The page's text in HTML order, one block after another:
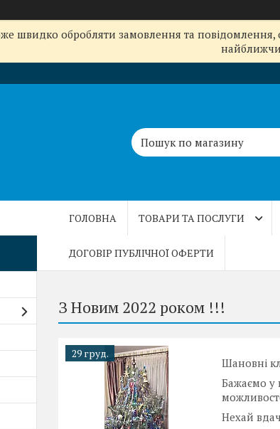
швидко обробляти замовлення та повідомлення,
ГОЛОВНА ТОВАРИ ТА ПОСЛУГИ
ДОГОВІР ПУБЛІЧНОЇ ОФЕРТИ
З Новим 2022 роком !!!
29 груд.
Шановні
Бажаємо у
Нехай